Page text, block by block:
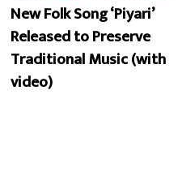
New Folk Song ‘Piyari’
Released to Preserve
Traditional Music (with
video)